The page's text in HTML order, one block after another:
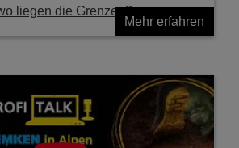
liegen die Grenzen?
Mehr erfahren